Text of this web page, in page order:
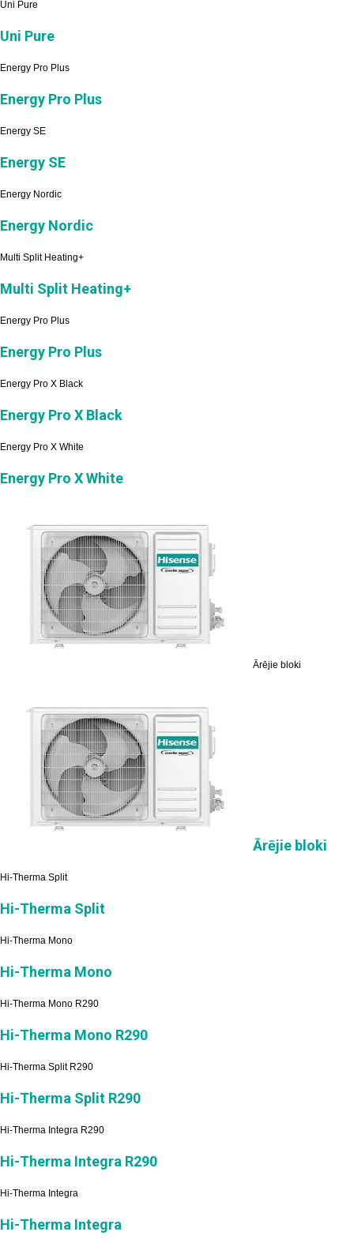
Uni Pure
Uni Pure
Energy Pro Plus
Energy Pro Plus
Energy SE
Energy SE
Energy Nordic
Energy Nordic
Multi Split Heating+
Multi Split Heating+
Energy Pro Plus
Energy Pro Plus
Energy Pro X Black
Energy Pro X Black
Energy Pro X White
Energy Pro X White
Ārējie bloki
Ārējie bloki
Hi-Therma Split
Hi-Therma Split
Hi-Therma Mono
Hi-Therma Mono
Hi-Therma Mono R290
Hi-Therma Mono R290
Hi-Therma Split R290
Hi-Therma Split R290
Hi-Therma Integra R290
Hi-Therma Integra R290
Hi-Therma Integra
Hi-Therma Integra